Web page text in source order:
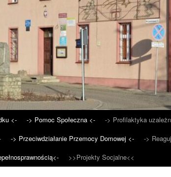
<- -> Pomoc Społeczna <- -> Profilaktyka
-> Przeciwdziałanie Przemocy Domowej <- ->
>>Projekty Socjalne<<